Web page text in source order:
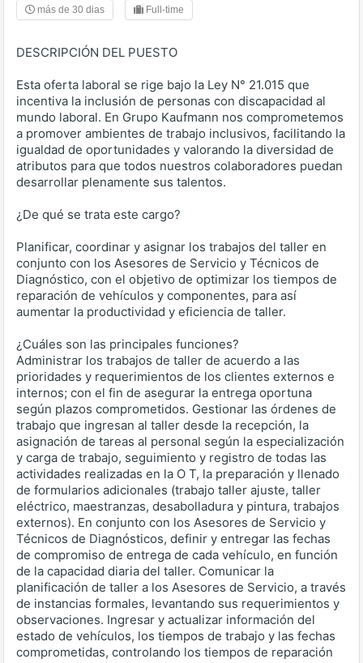
más de 30 dias Full-time
DESCRIPCIÓN DEL PUESTO
Esta oferta laboral se rige bajo la Ley N° 21.015 que
incentiva la inclusión de personas con discapacidad al
mundo laboral. En Grupo Kaufmann nos comprometemos
a promover ambientes de trabajo inclusivos, facilitando la
igualdad de oportunidades y valorando la diversidad de
atributos para que todos nuestros colaboradores puedan
desarrollar plenamente sus talentos.
¿De qué se trata este cargo?
Planificar, coordinar y asignar los trabajos del taller en
conjunto con los Asesores de Servicio y Técnicos de
Diagnóstico, con el objetivo de optimizar los tiempos de
reparación de vehículos y componentes, para así
aumentar la productividad y eficiencia de taller.
¿Cuáles son las principales funciones?
Administrar los trabajos de taller de acuerdo a las
prioridades y requerimientos de los clientes externos e
internos; con el fin de asegurar la entrega oportuna
según plazos comprometidos. Gestionar las órdenes de
trabajo que ingresan al taller desde la recepción, la
asignación de tareas al personal según la especialización
y carga de trabajo, seguimiento y registro de todas las
actividades realizadas en la O T, la preparación y llenado
de formularios adicionales (trabajo taller ajuste, taller
eléctrico, maestranzas, desabolladura y pintura, trabajos
externos). En conjunto con los Asesores de Servicio y
Técnicos de Diagnósticos, definir y entregar las fechas
de compromiso de entrega de cada vehículo, en función
de la capacidad diaria del taller. Comunicar la
planificación de taller a los Asesores de Servicio, a través
de instancias formales, levantando sus requerimientos y
observaciones. Ingresar y actualizar información del
estado de vehículos, los tiempos de trabajo y las fechas
comprometidas, controlando los tiempos de reparación